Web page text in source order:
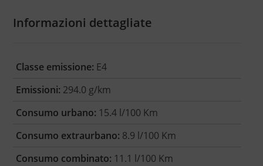
Informazioni dettagliate
Classe emissione: E4
Emissioni: 294.0 g/km
Consumo urbano: 15.4 l/100 Km
Consumo extraurbano: 8.9 l/100 Km
Consumo combinato: 11.1 l/100 Km